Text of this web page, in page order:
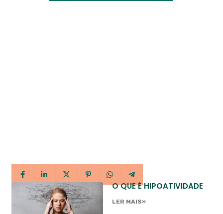
O QUE É HIPOATIVIDADE
LER MAIS»